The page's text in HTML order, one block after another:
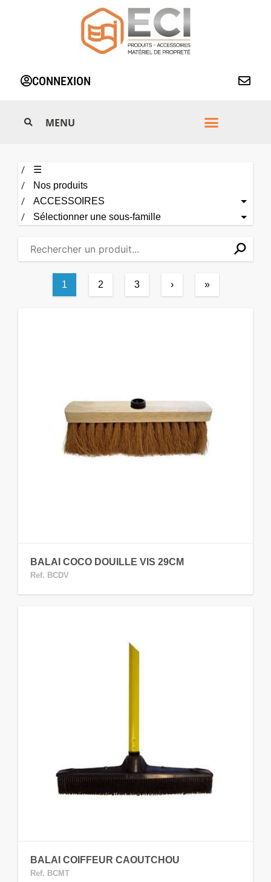
CONNEXION
☰
Nos produits
ACCESSOIRES
Sélectionner une sous-famille
✕⚲
1 2 3 › »
Ref. BCDV
BALAI COCO DOUILLE VIS 29CM
Ref. BCMT
BALAI COIFFEUR CAOUTCHOU